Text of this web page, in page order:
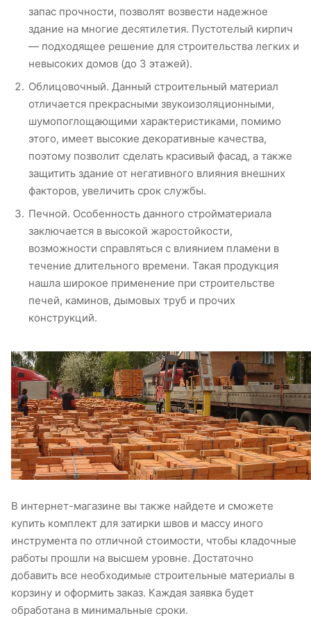
запас прочности, позволят возвести надежное
здание на многие десятилетия. Пустотелый кирпич
— подходящее решение для строительства легких и
невысоких домов (до 3 этажей).
Облицовочный. Данный строительный материал
отличается прекрасными звукоизоляционными,
шумопоглощающими характеристиками, помимо
этого, имеет высокие декоративные качества,
поэтому позволит сделать красивый фасад, а также
защитить здание от негативного влияния внешних
факторов, увеличить срок службы.
Печной. Особенность данного стройматериала
заключается в высокой жаростойкости,
возможности справляться с влиянием пламени в
течение длительного времени. Такая продукция
нашла широкое применение при строительстве
печей, каминов, дымовых труб и прочих
конструкций.
В интернет-магазине вы также найдете и сможете
купить комплект для затирки швов и массу иного
инструмента по отличной стоимости, чтобы кладочные
работы прошли на высшем уровне. Достаточно
добавить все необходимые строительные материалы в
корзину и оформить заказ. Каждая заявка будет
обработана в минимальные сроки.